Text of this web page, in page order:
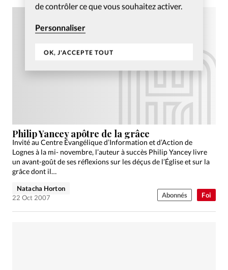
de contrôler ce que vous souhaitez activer.
Personnaliser
OK, J'ACCEPTE TOUT
Foi
Philip Yancey apôtre de la grâce
Invité au Centre Évangélique d’Information et d’Action de
Lognes à la mi- novembre, l’auteur à succès Philip Yancey livre
un avant-goût de ses réflexions sur les déçus de l’Église et sur la
grâce dont il…
Natacha Horton
22 Oct 2007
Abonnés